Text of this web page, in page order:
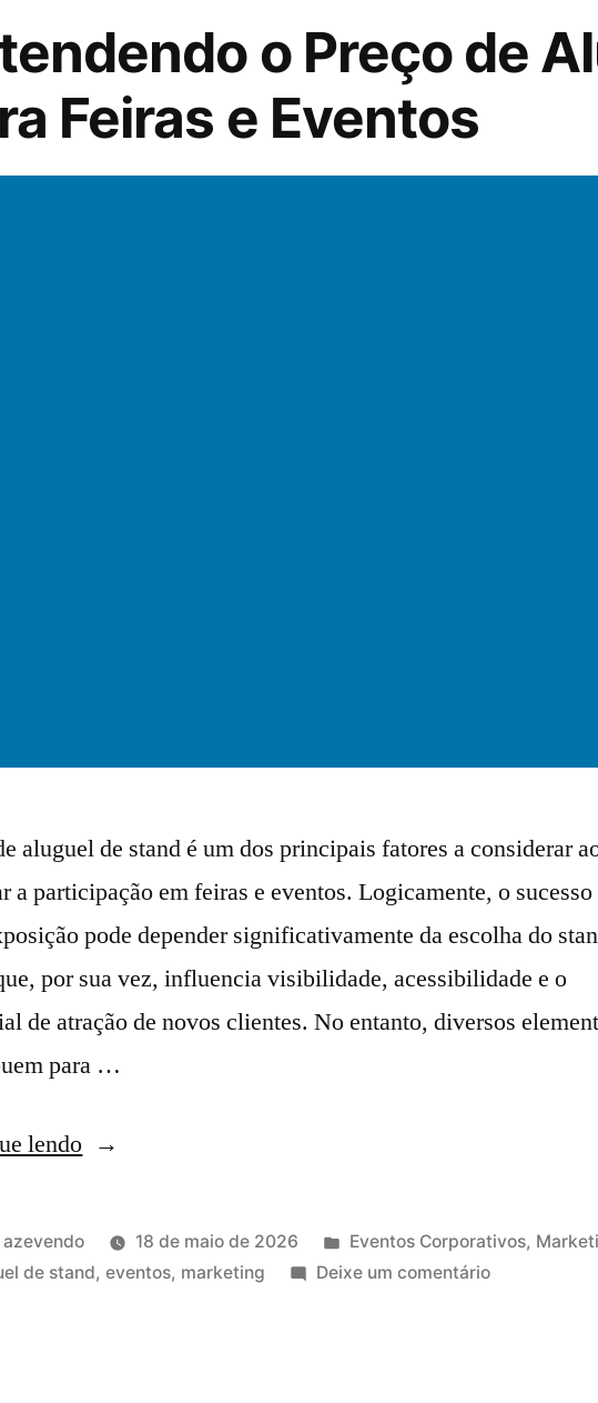
o Preço de
Feiras e Eventos
aluguel de stand é um dos principais fatores a considerar
a participação em feiras e eventos. Logicamente, o sucesso
pode depender significativamente da escolha do
por sua vez, influencia visibilidade, acessibilidade e o
de atração de novos clientes. No entanto, diversos
para …
lendo
azevendo 18 de maio de 2026 Eventos Corporativos,
de stand,eventos, marketing Deixe um comentário